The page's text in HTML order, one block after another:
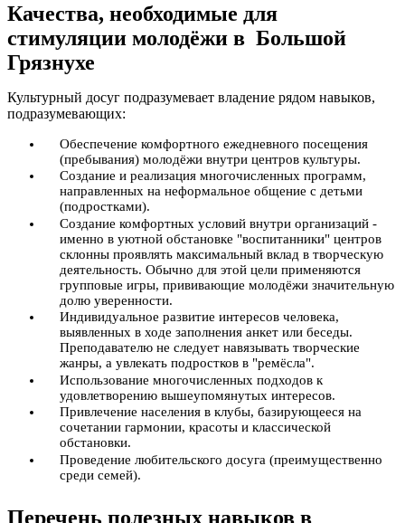
Качества, необходимые для
стимуляции молодёжи в Большой
Грязнухе
Культурный досуг подразумевает владение рядом навыков,
подразумевающих:
Обеспечение комфортного ежедневного посещения
(пребывания) молодёжи внутри центров культуры.
Создание и реализация многочисленных программ,
направленных на неформальное общение с детьми
(подростками).
Создание комфортных условий внутри организаций -
именно в уютной обстановке "воспитанники" центров
склонны проявлять максимальный вклад в творческую
деятельность. Обычно для этой цели применяются
групповые игры, прививающие молодёжи значительную
долю уверенности.
Индивидуальное развитие интересов человека,
выявленных в ходе заполнения анкет или беседы.
Преподавателю не следует навязывать творческие
жанры, а увлекать подростков в "ремёсла".
Использование многочисленных подходов к
удовлетворению вышеупомянутых интересов.
Привлечение населения в клубы, базирующееся на
сочетании гармонии, красоты и классической
обстановки.
Проведение любительского досуга (преимущественно
среди семей).
Перечень полезных навыков в